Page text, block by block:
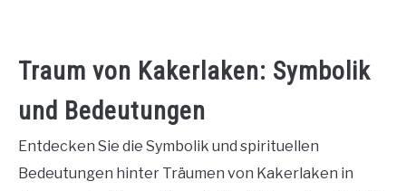
Traum von Kakerlaken: Symbolik
und Bedeutungen
Entdecken Sie die Symbolik und spirituellen
Bedeutungen hinter Träumen von Kakerlaken in